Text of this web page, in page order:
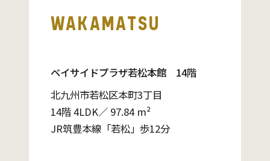
WAKAMATSU
ベイサイドプラザ若松本館 14階
北九州市若松区本町3丁目
14階 4LDK／ 97.84 m²
JR筑豊本線「若松」歩12分